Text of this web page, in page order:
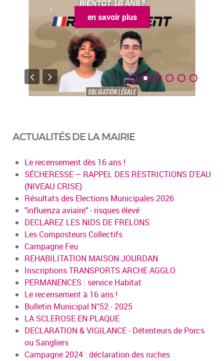
en savoir plus
ACTUALITÉS DE LA MAIRIE
Le recensement dès 16 ans !
SÉCHERESSE – RAPPEL DES RESTRICTIONS D'EAU
(NIVEAU CRISE)
Résultats des Elections Municipales 2026
"influenza aviaire" - risques élevé
DECLAREZ LES NIDS DE FRELONS
Les Composteurs Collectifs
Campagne Feu
REHABILITATION MAISON JOURDAN
Inscriptions TRANSPORTS ARCHE AGGLO
PERMANENCES : service Habitat
Le recensement à 16 ans !
Bulletin Municipal N°52 - 2025
LA SCLEROSE EN PLAQUE
DECLARATION & VIGILANCE - Détenteurs de Porcs
ou Sangliers
Campagne 2024 : déclaration des ruches